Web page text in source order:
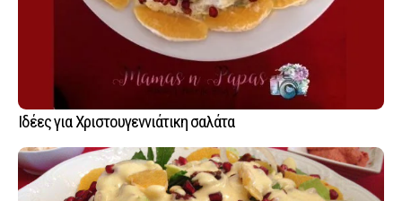
Ιδέες για Χριστουγεννιάτικη σαλάτα